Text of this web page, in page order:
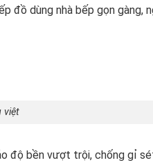
đồ dùng nhà bếp gọn gàng,
việt
độ bền vượt trội, chống gỉ